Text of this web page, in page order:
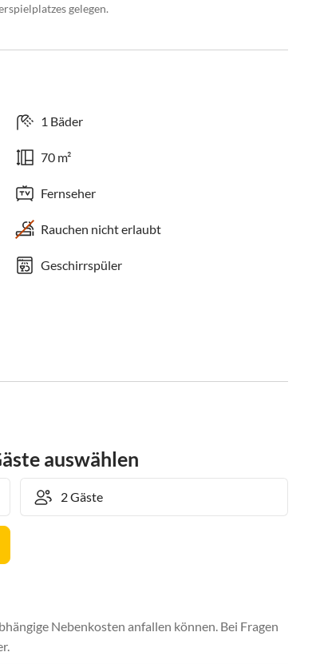
gelegen.
1 Bäder
70 m²
Fernseher
Rauchen nicht erlaubt
Geschirrspüler
auswählen
Nebenkosten anfallen können. Bei Fragen